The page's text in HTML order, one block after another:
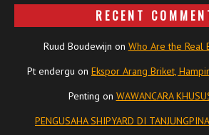
RECENT
Ruud Boudewijn on Who Are the Real
Pt endergu on Ekspor Arang Briket,
Penting on WAWANCARA
PENGUSAHA SHIPYARD DI